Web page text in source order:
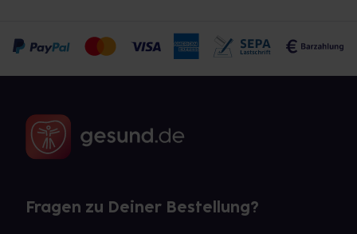
Fragen zu Deiner Bestellung?